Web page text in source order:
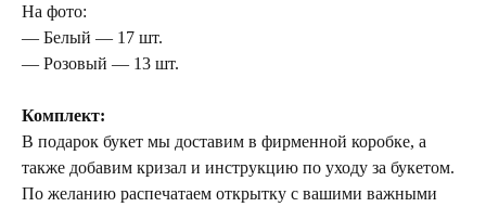
На фото:
— Белый — 17 шт.
— Розовый — 13 шт.
Комплект:
В подарок букет мы доставим в фирменной коробке, а
также добавим кризал и инструкцию по уходу за букетом.
По желанию распечатаем открытку с вашими важными